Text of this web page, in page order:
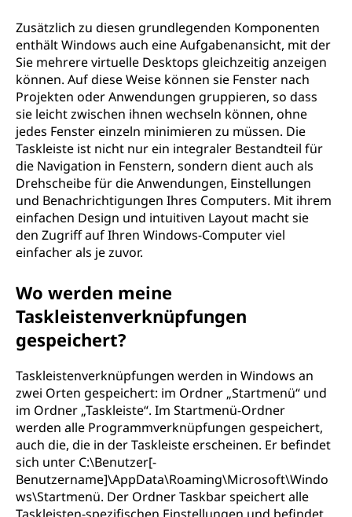
Zusätzlich zu diesen grundlegenden Komponenten
enthält Windows auch eine Aufgabenansicht, mit der
Sie mehrere virtuelle Desktops gleichzeitig anzeigen
können. Auf diese Weise können sie Fenster nach
Projekten oder Anwendungen gruppieren, so dass
sie leicht zwischen ihnen wechseln können, ohne
jedes Fenster einzeln minimieren zu müssen. Die
Taskleiste ist nicht nur ein integraler Bestandteil für
die Navigation in Fenstern, sondern dient auch als
Drehscheibe für die Anwendungen, Einstellungen
und Benachrichtigungen Ihres Computers. Mit ihrem
einfachen Design und intuitiven Layout macht sie
den Zugriff auf Ihren Windows-Computer viel
einfacher als je zuvor.
Wo werden meine
Taskleistenverknüpfungen
gespeichert?
Taskleistenverknüpfungen werden in Windows an
zwei Orten gespeichert: im Ordner „Startmenü“ und
im Ordner „Taskleiste“. Im Startmenü-Ordner
werden alle Programmverknüpfungen gespeichert,
auch die, die in der Taskleiste erscheinen. Er befindet
sich unter C:\Benutzer[-
Benutzername]\AppData\Roaming\Microsoft\Windo
ws\Startmenü. Der Ordner Taskbar speichert alle